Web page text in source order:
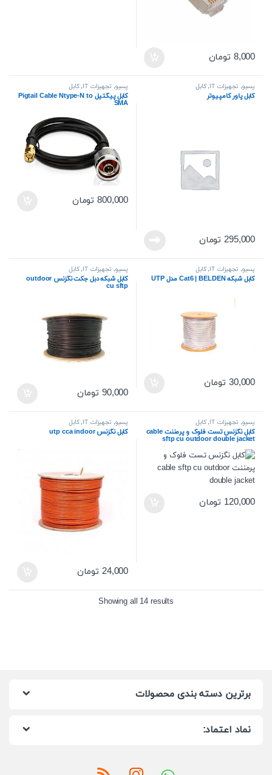
8,000 تومان
پسیو, تجهیزات IT ,کابل
کابل پاور کامپیوتر
295,000 تومان
پسیو, تجهیزات IT ,کابل
کابل پیگتیل Pigtail Cable Ntype-N to
SMA
800,000 تومان
پسیو, تجهیزات IT ,کابل
کابل شبکه Cat6 | BELDEN مدل UTP
30,000 تومان
پسیو, تجهیزات IT ,کابل
کابل شبکه دبل جکت نگزنس outdoor
cu sftp
90,000 تومان
پسیو, تجهیزات IT ,کابل
کابل نگزنس تست فلوک و پرمننت cable
sftp cu outdoor double jacket
120,000 تومان
پسیو, تجهیزات IT ,کابل
کابل نگزنس utp cca indoor
24,000 تومان
Showing all 14 results
برترین دسته بندی محصولات
نماد اعتماد: